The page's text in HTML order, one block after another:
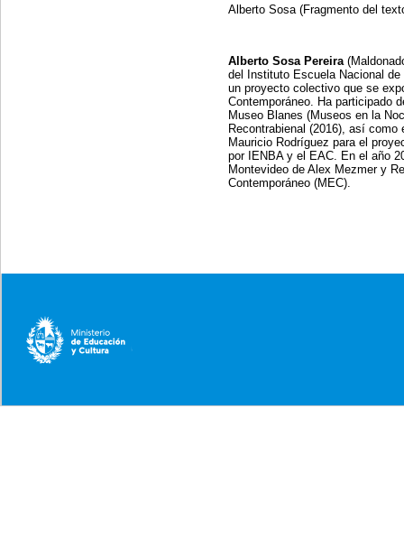
Alberto Sosa (Fragmento del
Alberto Sosa Pereira
del Instituto Escuela Nacional
un proyecto colectivo que se
Contemporáneo. Ha participado
Museo Blanes (Museos en la
Recontrabienal (2016), así como
Mauricio Rodríguez para el
por IENBA y el EAC. En el año
Montevideo de Alex Mezmer y
Contemporáneo (MEC).